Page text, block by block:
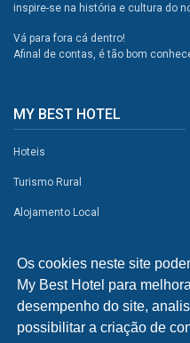
Os cookies neste site
My Best Hotel para
desempenho do site,
possibilitar a criação de
inspire-se na história e cultura do
Vá para fora cá dentro!
Afinal de contas, é tão bom
MY BEST HOTEL
Hoteis
Turismo Rural
Alojamento Local
Campismo
Atividades
Restaurantes